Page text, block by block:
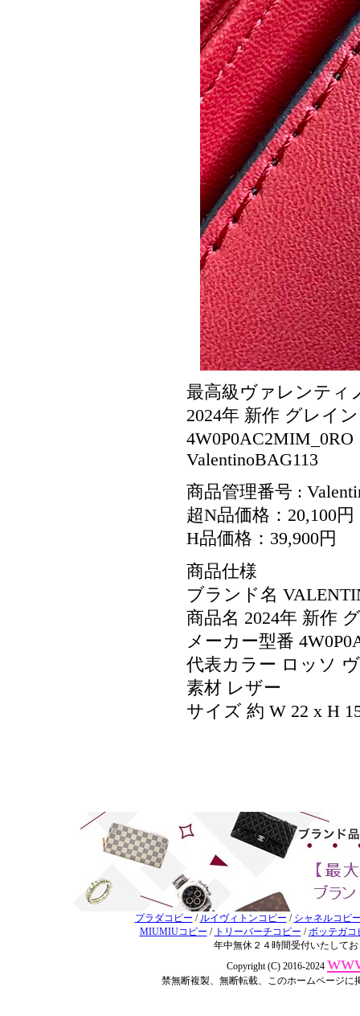
最高級ヴァレンティ
2024年 新作 グレイ
ValentinoBAG113
商品管理番号 :
超N品価格：20,100円
H品価格：39,900円
商品仕様
ブランド名
商品名 2024年 新作
メーカー型番
代表カラー ロッソ
素材 レザー
サイズ 約 W 22 x H
プラダコピー / ルイヴィトンコピー / シャネルコピ
MIUMIUコピー / トリーバーチコピー /ボッテガコ
年中無休２４時間受付いたして
Copyright (C) 2016-2024
禁無断複製、無断転載、このホームページ